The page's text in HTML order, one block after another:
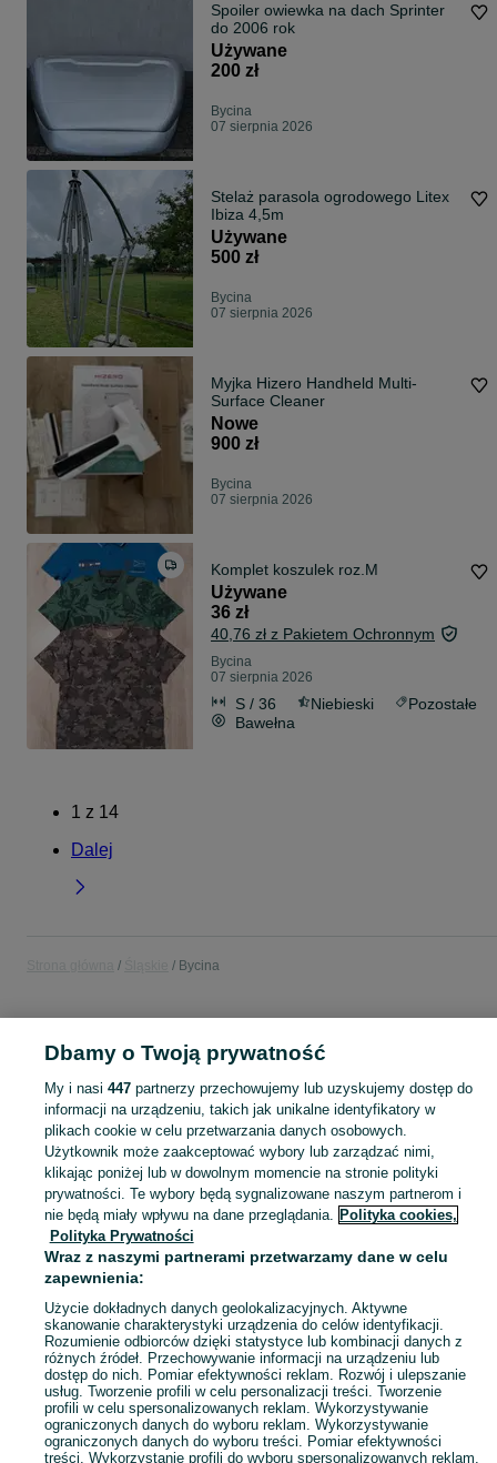
Spoiler owiewka na dach Sprinter
do 2006 rok
Używane
200 zł
Bycina
07 sierpnia 2026
Stelaż parasola ogrodowego Litex
Ibiza 4,5m
Używane
500 zł
Bycina
07 sierpnia 2026
Myjka Hizero Handheld Multi-
Surface Cleaner
Nowe
900 zł
Bycina
07 sierpnia 2026
Komplet koszulek roz.M
Używane
36 zł
40,76 zł z Pakietem Ochronnym
Bycina
07 sierpnia 2026
S / 36 Niebieski
Pozostałe
Bawełna
1 z 14
Dalej
Bycina
zamiana domek dla dzieci słoma
Skorzystaj z największego serwisu ogłoszeniowego - Bycina i okolice! Kupuj to, czego pragniesz i sprzedawaj to, czego już nie potrzebujesz! Zobacz
Mapa kategorii
Mapa miejscowości
Mapa ministron
Popularne wyszukiwania
Dbamy o Twoją prywatność
My i nasi 447partnerzy przechowujemy lub uzyskujemy dostęp do
informacji na urządzeniu, takich jak unikalne identyfikatory w
plikach cookie w celu przetwarzania danych osobowych.
Użytkownik może zaakceptować wybory lub zarządzać nimi,
klikając poniżej lub w dowolnym momencie na stronie polityki
prywatności. Te wybory będą sygnalizowane naszym partnerom i
nie będą miały wpływu na dane przeglądania. Polityka cookies,
Polityka Prywatności
Wraz z naszymi partnerami przetwarzamy dane w celu
zapewnienia:
Użycie dokładnych danych geolokalizacyjnych. Aktywne
skanowanie charakterystyki urządzenia do celów identyfikacji.
Rozumienie odbiorców dzięki statystyce lub kombinacji danych z
różnych źródeł. Przechowywanie informacji na urządzeniu lub
dostęp do nich. Pomiar efektywności reklam. Rozwój i ulepszanie
usług. Tworzenie profili w celu personalizacji treści. Tworzenie
profili w celu spersonalizowanych reklam. Wykorzystywanie
ograniczonych danych do wyboru reklam. Wykorzystywanie
ograniczonych danych do wyboru treści. Pomiar efektywności
treści. Wykorzystanie profili do wyboru spersonalizowanych reklam.